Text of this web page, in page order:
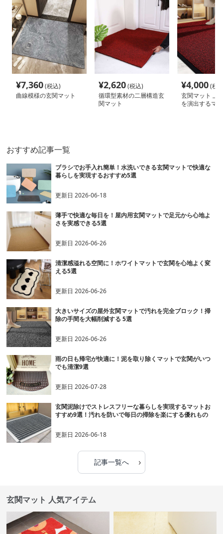
¥7,360(税込)
曲線模様の玄関マット
¥2,620(税込)
循環型素材の二層構造玄
関マット
¥4,000(税
玄関マット 上
を演出するマ
おすすめ記事一覧
ブラシでお手入れ簡単！水洗いできる玄関マットで快適な
暮らしを実現するおすすめ5選
更新日2026-06-18
薄手で快適な毎日を！屋内用玄関マットで足元から心地よ
さを実感できる5選
更新日2026-06-26
清潔感溢れる空間に！ホワイトマットで玄関を心地よく変
える5選
更新日2026-06-26
大きいサイズの屋外玄関マットで汚れを完全ブロック！掃
除の手間を大幅削減する 5選
更新日2026-06-26
雨の日も帰宅が快適に！泥を取り除くマットで玄関がいつ
でも清潔9選
更新日2026-07-28
玄関泥除けでストレスフリーな暮らしを実現するマットお
すすめ9選！汚れを防いで毎日の掃除を楽にする優れもの
更新日2026-06-18
記事一覧へ ›
玄関マット 人気アイテム